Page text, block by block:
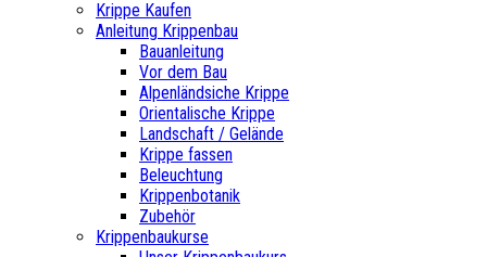
Krippe Kaufen
Anleitung Krippenbau
Bauanleitung
Vor dem Bau
Alpenländsiche Krippe
Orientalische Krippe
Landschaft / Gelände
Krippe fassen
Beleuchtung
Krippenbotanik
Zubehör
Krippenbaukurse